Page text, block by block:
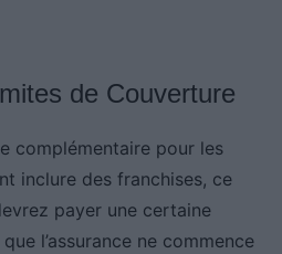
de Couverture
complémentaire pour les
inclure des franchises, ce
payer une certaine
l’assurance ne commence